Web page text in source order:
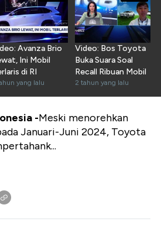
Avanza Brio
Ini Mobil
di RI
yang lalu
Video: Bos Toyota
Buka Suara Soal
Recall Ribuan Mobil
2 tahun yang lalu
-Meski menorehkan
Januari-Juni 2024, Toyota